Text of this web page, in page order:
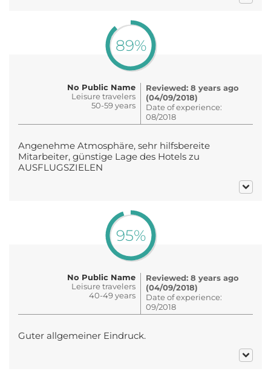
89%
No Public Name
Leisure travelers
50-59 years
Reviewed: 8 years ago
(04/09/2018)
Date of experience:
08/2018
Angenehme Atmosphäre, sehr hilfsbereite
Mitarbeiter, günstige Lage des Hotels zu
AUSFLUGSZIELEN
95%
No Public Name
Leisure travelers
40-49 years
Reviewed: 8 years ago
(04/09/2018)
Date of experience:
09/2018
Guter allgemeiner Eindruck.